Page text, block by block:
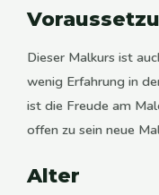
Dieser Malkurs ist
wenig Erfahrung in
ist die Freude am
offen zu sein neue
Alter